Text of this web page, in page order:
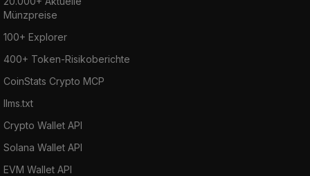
Münzpreise
100+ Explorer
400+ Token-Risikoberichte
CoinStats Crypto MCP
llms.txt
Crypto Wallet API
Solana Wallet API
EVM Wallet API